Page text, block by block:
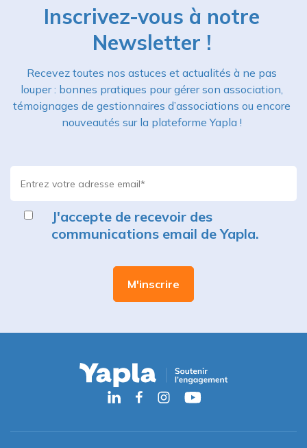
Inscrivez-vous à notre
Newsletter !
Recevez toutes nos astuces et actualités à ne pas
louper : bonnes pratiques pour gérer son association,
témoignages de gestionnaires d’associations ou encore
nouveautés sur la plateforme Yapla !
J'accepte de recevoir des
communications email de Yapla.